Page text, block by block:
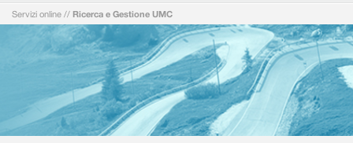
Servizi online // Ricerca e Gestione UMC